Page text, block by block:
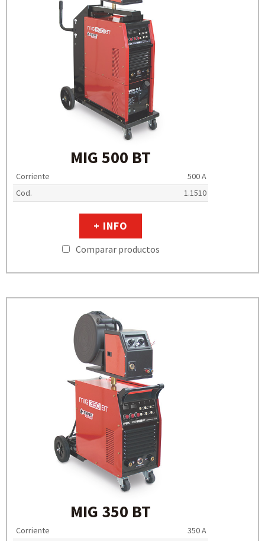
MIG 500 BT
Corriente
500 A
Cod.
1.1510
+ INFO
Comparar productos
MIG 350 BT
Corriente
350 A